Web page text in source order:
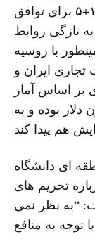
داشت، چرا که مذاکرات ایران با گروه ۱+۵ برای توافق
به تازگی روابط
با روسیه
تجاری ایران و
تا ۲۰۱۳ میلادی بر اساس آمار
ایران، ۷۷۸ میلیون دلار بوده و به
ای دانشگاه
تحریم های
“به نظر نمی
توجه به منافع